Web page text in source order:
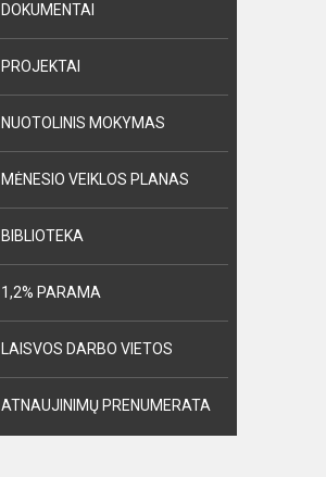
DOKUMENTAI
PROJEKTAI
NUOTOLINIS MOKYMAS
MĖNESIO VEIKLOS PLANAS
BIBLIOTEKA
1,2% PARAMA
LAISVOS DARBO VIETOS
ATNAUJINIMŲ PRENUMERATA